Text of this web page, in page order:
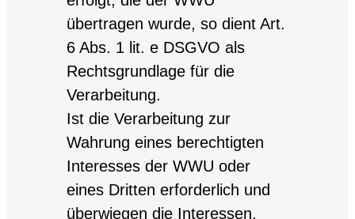
übertragen wurde, so dient Art.
6 Abs. 1 lit. e DSGVO als
Rechtsgrundlage für die
Verarbeitung.
Ist die Verarbeitung zur
Wahrung eines berechtigten
Interesses der WWU oder
eines Dritten erforderlich und
überwiegen die Interessen,